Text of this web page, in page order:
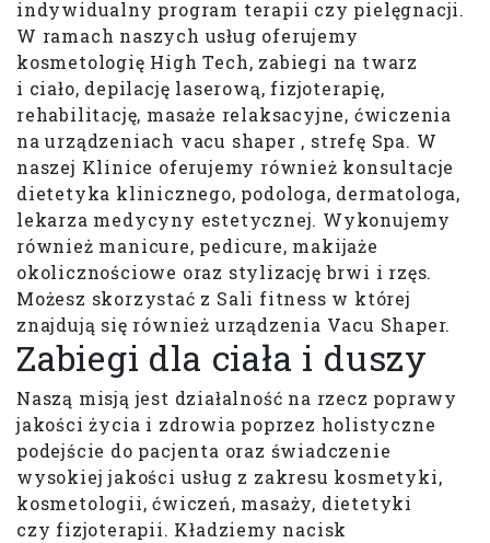
indywidualny program terapii czy pielęgnacji.
W ramach naszych usług oferujemy
kosmetologię High Tech, zabiegi na twarz
i ciało, depilację laserową, fizjoterapię,
rehabilitację, masaże relaksacyjne, ćwiczenia
na urządzeniach vacu shaper , strefę Spa. W
naszej Klinice oferujemy również konsultacje
dietetyka klinicznego, podologa, dermatologa,
lekarza medycyny estetycznej. Wykonujemy
również manicure, pedicure, makijaże
okolicznościowe oraz stylizację brwi i rzęs.
Możesz skorzystać z Sali fitness w której
znajdują się również urządzenia Vacu Shaper.
Zabiegi dla ciała i duszy
Naszą misją jest działalność na rzecz poprawy
jakości życia i zdrowia poprzez holistyczne
podejście do pacjenta oraz świadczenie
wysokiej jakości usług z zakresu kosmetyki,
kosmetologii, ćwiczeń, masaży, dietetyki
czy fizjoterapii. Kładziemy nacisk